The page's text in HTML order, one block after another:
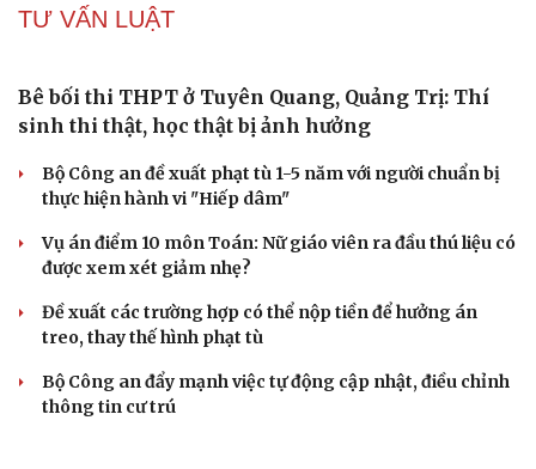
Tư vấn
Săn Tour
Câu chuyện thời sự
Đọc truyện đêm khuya
Kể chuyện cho bé
phẫu thuật viêm ruột thừa
xây dựng hạ tầng khu dân cư
Cứu sống nạn nhân thứ hai trong vụ 4 người bị sóng
Bộ Y tế dự kiến bổ sung thuốc ung thư, bệnh hiếm vào
TƯ VẤN LUẬT